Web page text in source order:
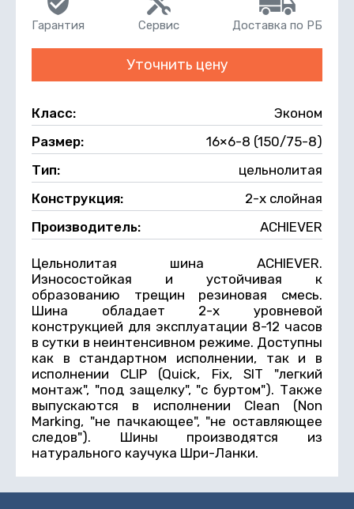
Гарантия Сервис Доставка по РБ
Уточнить цену
Класс:
Эконом
Размер:
16×6-8 (150/75-8)
Тип:
цельнолитая
Конструкция:
2-х слойная
Производитель:
ACHIEVER
Цельнолитая шина ACHIEVER.
Износостойкая и устойчивая к
образованию трещин резиновая смесь.
Шина обладает 2-х уровневой
конструкцией для эксплуатации 8-12 часов
в сутки в неинтенсивном режиме. Доступны
как в стандартном исполнении, так и в
исполнении CLIP (Quick, Fix, SIT "легкий
монтаж", "под защелку", "с буртом"). Также
выпускаются в исполнении Clean (Non
Marking, "не пачкающее", "не оставляющее
следов"). Шины производятся из
натурального каучука Шри-Ланки.